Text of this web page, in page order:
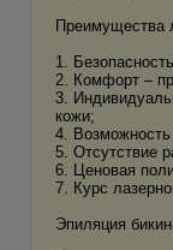
Преимущества
1.
2. Комфорт –
3.
кожи;
4.
5. Отсутствие
6. Ценовая
7. Курс
Эпиляция